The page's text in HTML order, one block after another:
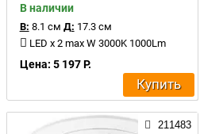
В наличии
В: 8.1 см Д: 17.3 см
LED x 2 max W 3000K 1000Lm
Цена: 5 197 Р.
Купить
211483